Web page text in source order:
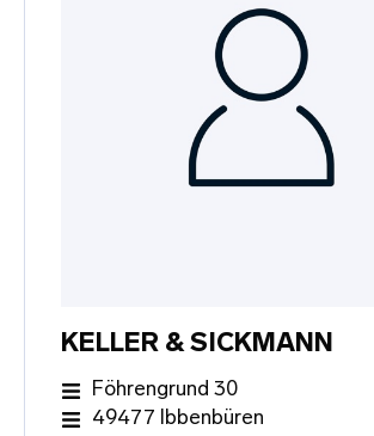
KELLER & SICKMANN
Föhrengrund 30
49477 Ibbenbüren